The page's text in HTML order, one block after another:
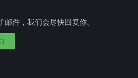
邮件，我们会尽快回复你。